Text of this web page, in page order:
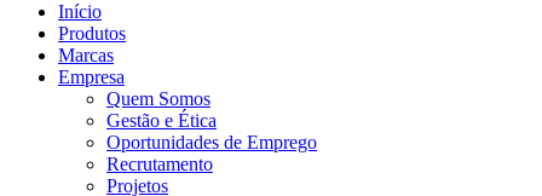
Início
Produtos
Marcas
Empresa
Quem Somos
Gestão e Ética
Oportunidades de Emprego
Recrutamento
Projetos